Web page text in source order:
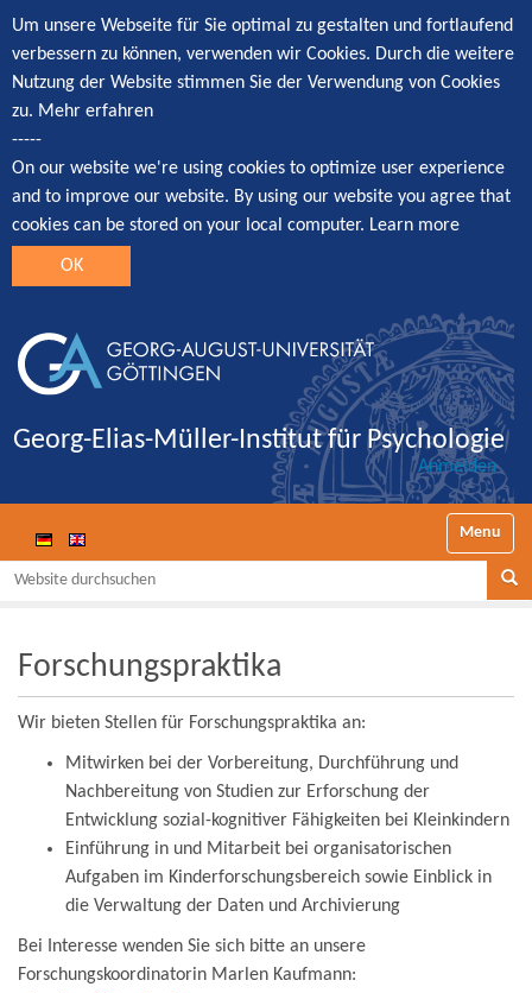
Um unsere Webseite für Sie optimal zu gestalten und fortlaufend
verbessern zu können, verwenden wir Cookies. Durch die weitere
Nutzung der Website stimmen Sie der Verwendung von Cookies
zu. Mehr erfahren
-----
On our website we're using cookies to optimize user experience
and to improve our website. By using our website you agree that
cookies can be stored on your local computer. Learn more
OK
Georg-Elias-Müller-Institut für Psychologie
Anmelden
Website durchsuchen
Forschungspraktika
Wir bieten Stellen für Forschungspraktika an:
Mitwirken bei der Vorbereitung, Durchführung und
Nachbereitung von Studien zur Erforschung der
Entwicklung sozial-kognitiver Fähigkeiten bei Kleinkindern
Einführung in und Mitarbeit bei organisatorischen
Aufgaben im Kinderforschungsbereich sowie Einblick in
die Verwaltung der Daten und Archivierung
Bei Interesse wenden Sie sich bitte an unsere
Forschungskoordinatorin Marlen Kaufmann: